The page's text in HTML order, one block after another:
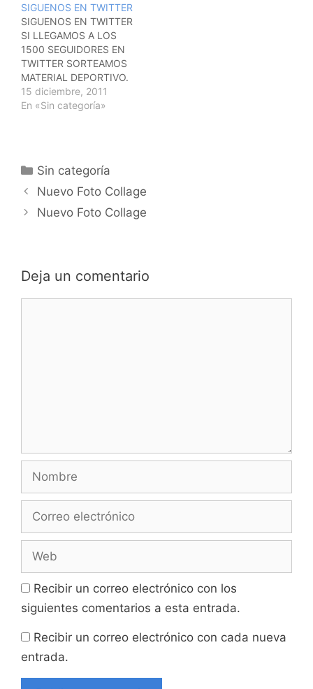
SEGUIDORES
SORTEAREMOS ENTRE
TODOS VOSOTROS
MATERIAL DEPORTIVO.
SEGUIDNOS EN :
@VALLEFUTSAL
SIGUENOS EN TWITTER
SIGUENOS EN TWITTER
SI LLEGAMOS A LOS
1500 SEGUIDORES EN
TWITTER SORTEAMOS
MATERIAL DEPORTIVO.
AGREGATE Y
RECOMIENDANOS.
15 diciembre, 2011
En «Sin categoría»
Categorías
Sin categoría
Navegación
de
Nuevo Foto Collage
Nuevo Foto Collage
Deja un comentario
electrónico
Recibir un correo electrónico con los
siguientes comentarios a esta entrada.
Recibir un correo electrónico con cada nueva
entrada.